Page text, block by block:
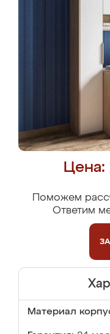
Цена:
Поможем
Ответим
Материал